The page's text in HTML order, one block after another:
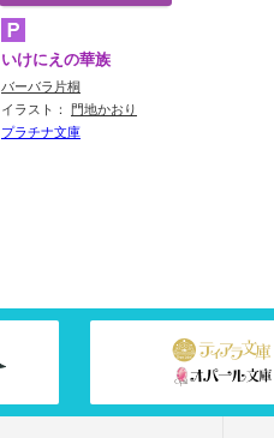
いけにえの華族
バーバラ片桐
イラスト： 門地かおり
プラチナ文庫